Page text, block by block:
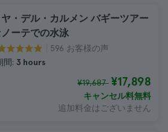
・デル・カルメン バギーツアー
ノーテでの水泳
596 お客様の声
間: 3 hours
¥19,687 ¥17,898
キャンセル料無料
追加料金はございません